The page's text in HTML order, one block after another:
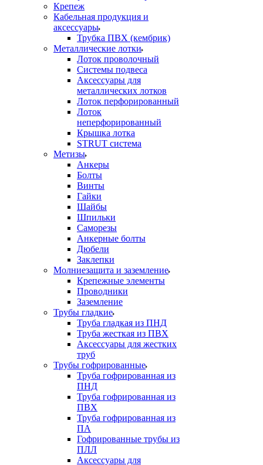
Крепеж
Кабельная продукция и
аксессуары
Трубка ПВХ (кембрик)
Металлические лотки
Лоток проволочный
Системы подвеса
Аксессуары для
металлических лотков
Лоток перфорированный
Лоток
неперфорированный
Крышка лотка
STRUT система
Метизы
Анкеры
Болты
Винты
Гайки
Шайбы
Шпильки
Саморезы
Анкерные болты
Дюбели
Заклепки
Молниезащита и заземление
Крепежные элементы
Проводники
Заземление
Трубы гладкие
Труба гладкая из ПНД
Труба жесткая из ПВХ
Аксессуары для жестких
труб
Трубы гофрированные
Труба гофрированная из
ПНД
Труба гофрированная из
ПВХ
Труба гофрированная из
ПА
Гофрированные трубы из
ПЛЛ
Аксессуары для